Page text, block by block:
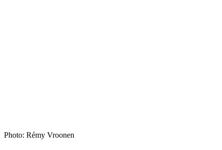
Photo: Rémy Vroonen